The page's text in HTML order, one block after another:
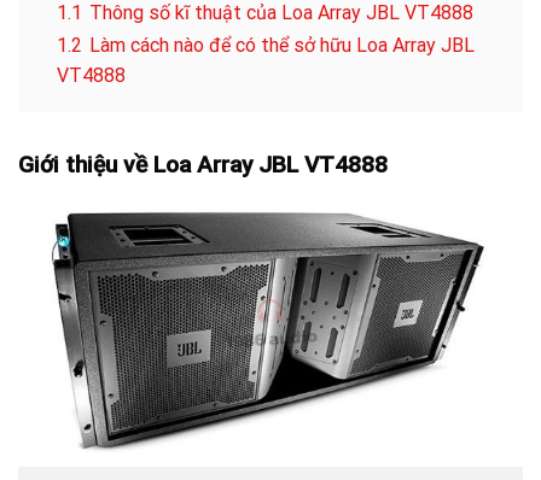
1.1 Thông số kĩ thuật của Loa Array JBL VT4888
1.2 Làm cách nào để có thể sở hữu Loa Array JBL
VT4888
Giới thiệu về Loa Array JBL VT4888